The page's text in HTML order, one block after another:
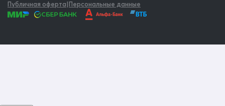
Публичная оферта|Персональные данные